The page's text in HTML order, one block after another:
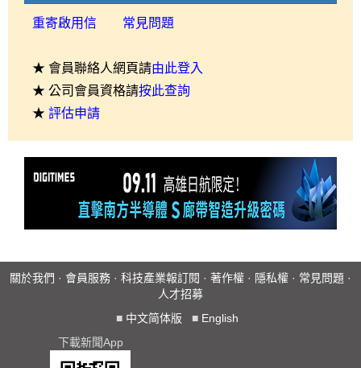
重寄啟用信 常見問題
★ 會員聯絡人網頁請由此登入
★ 公司會員資格請按此查詢
★ 評估申請
關於我們 · 會員服務 · 科技產業報訂閱 · 著作權 · 隱私權 · 常見問題 ·
人才招募
■ 中文简体版 ■ English
下載新聞App